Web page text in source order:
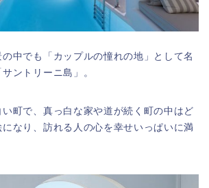
中でも「カップルの憧れの地」として名
ントリーニ島」。
町で、真っ白な家や道が続く町の中はど
なり、訪れる人の心を幸せいっぱいに満